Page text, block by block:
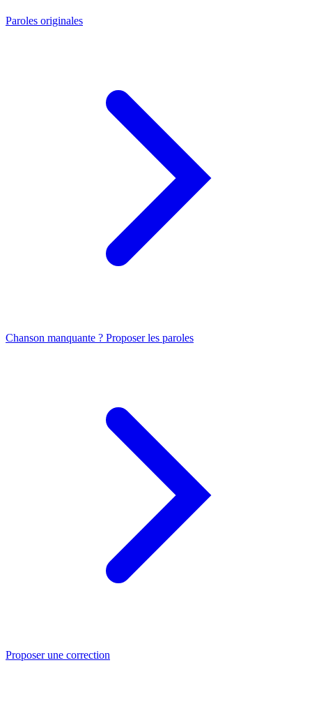
Paroles originales
Chanson manquante ? Proposer les paroles
Proposer une correction